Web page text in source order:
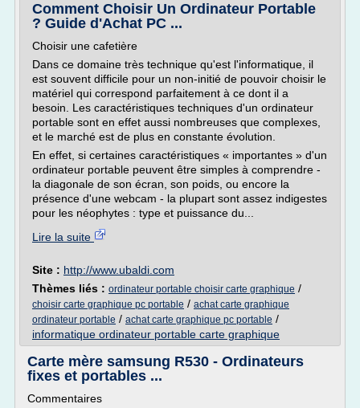
Comment Choisir Un Ordinateur Portable
? Guide d'Achat PC ...
Choisir une cafetière
Dans ce domaine très technique qu'est l'informatique, il
est souvent difficile pour un non-initié de pouvoir choisir le
matériel qui correspond parfaitement à ce dont il a
besoin. Les caractéristiques techniques d'un ordinateur
portable sont en effet aussi nombreuses que complexes,
et le marché est de plus en constante évolution.
En effet, si certaines caractéristiques « importantes » d'un
ordinateur portable peuvent être simples à comprendre -
la diagonale de son écran, son poids, ou encore la
présence d'une webcam - la plupart sont assez indigestes
pour les néophytes : type et puissance du...
Lire la suite
Site : http://www.ubaldi.com
Thèmes liés : ordinateur portable choisir carte graphique /
choisir carte graphique pc portable / achat carte graphique
ordinateur portable / achat carte graphique pc portable /
informatique ordinateur portable carte graphique
Carte mère samsung R530 - Ordinateurs
fixes et portables ...
Commentaires